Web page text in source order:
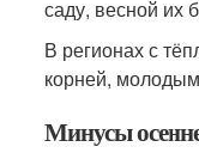
саду, весной их
В регионах с
корней,
Минусы